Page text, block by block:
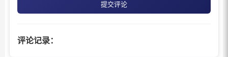
提交评论
评论记录：